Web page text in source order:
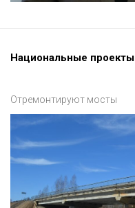
Национальные проекты
Отремонтируют мосты